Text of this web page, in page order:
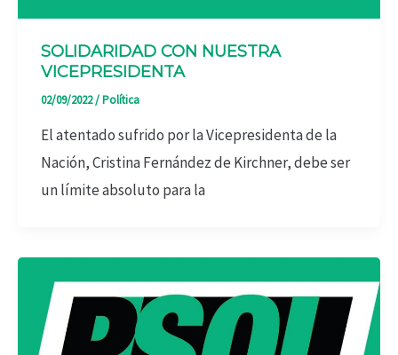
SOLIDARIDAD CON NUESTRA
VICEPRESIDENTA
02/09/2022/Política
El atentado sufrido por la Vicepresidenta de la
Nación, Cristina Fernández de Kirchner, debe ser
un límite absoluto para la